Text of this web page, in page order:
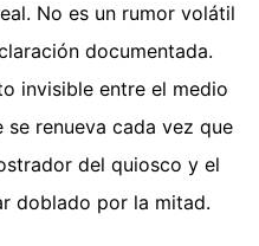
No es un rumor volátil
documentada.
invisible entre el medio
renueva cada vez que
del quiosco y el
doblado por la mitad.